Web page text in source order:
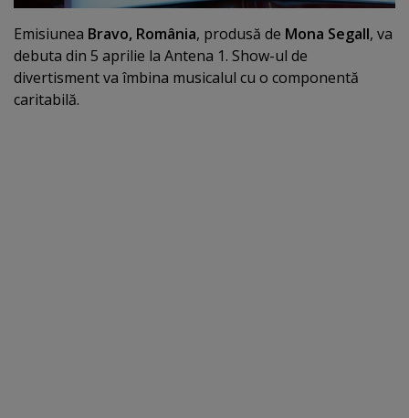
Emisiunea Bravo, România, produsă de Mona Segall, va
debuta din 5 aprilie la Antena 1. Show-ul de
divertisment va îmbina musicalul cu o componentă
caritabilă.